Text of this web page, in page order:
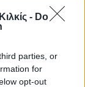
- Do
parties, or
for
opt-out